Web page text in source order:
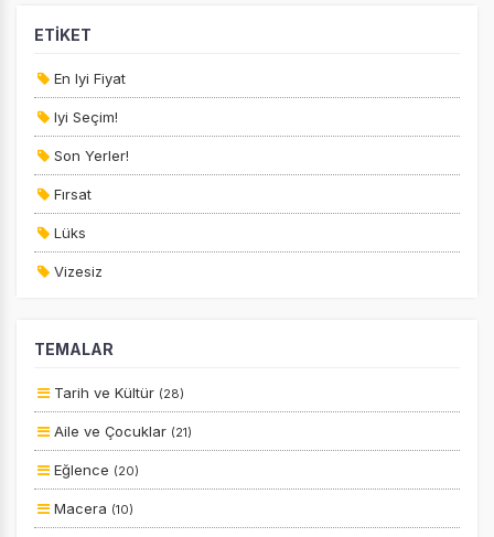
kullanılır. Kapatırsanız reklamları görmeye devam
ETİKET
En Iyi Fiyat
Iyi Seçim!
Son Yerler!
Fırsat
Lüks
Vizesiz
Erken Rezervasyon
Size Özel
Planlanan
Otobüs Ile
Uçak Ile
TEMALAR
Tarih ve Kültür (28)
Aile ve Çocuklar (21)
Eğlence (20)
Macera (10)